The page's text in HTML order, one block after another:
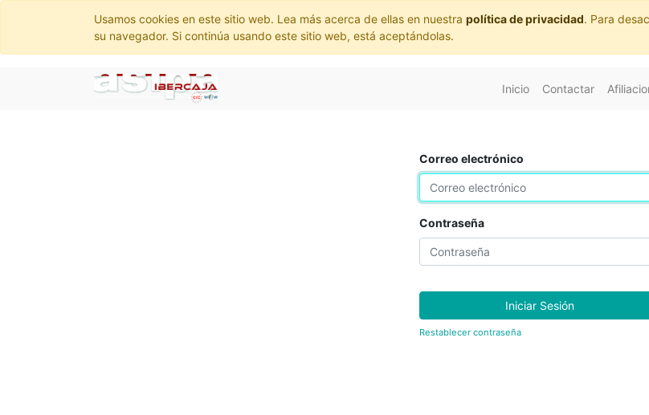
Usamos cookies en este sitio web. Lea más acerca de ellas en nuestra política de privacidad. Para
su navegador. Si continúa usando este sitio web, está aceptándolas.
Inicio Contactar
Correo electrónico
Contraseña
Iniciar Sesión
Restablecer contraseña